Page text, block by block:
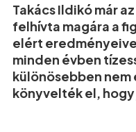
Takács Ildikó már
felhívta magára a
elért
minden évben
különösebben
könyvelték el, hogy